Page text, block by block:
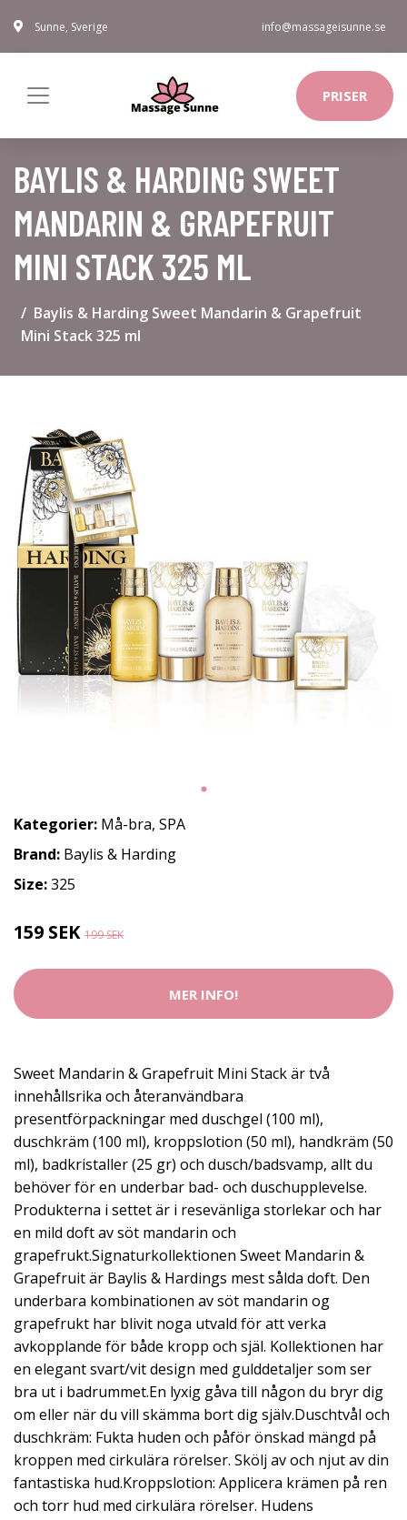
Sunne, Sverige info@massageisunne.se
PRISER
BAYLIS & HARDING SWEET
MANDARIN & GRAPEFRUIT
MINI STACK 325 ML
Baylis & Harding Sweet Mandarin & Grapefruit
Mini Stack 325 ml
Kategorier: Må-bra, SPA
Brand: Baylis & Harding
Size:325
159 SEK 199 SEK
MER INFO!
Sweet Mandarin & Grapefruit Mini Stack är två
innehållsrika och återanvändbara
presentförpackningar med duschgel (100 ml),
duschkräm (100 ml), kroppslotion (50 ml), handkräm (50
ml), badkristaller (25 gr) och dusch/badsvamp, allt du
behöver för en underbar bad- och duschupplevelse.
Produkterna i settet är i resevänliga storlekar och har
en mild doft av söt mandarin och
grapefrukt.Signaturkollektionen Sweet Mandarin &
Grapefruit är Baylis & Hardings mest sålda doft. Den
underbara kombinationen av söt mandarin og
grapefrukt har blivit noga utvald för att verka
avkopplande för både kropp och själ. Kollektionen har
en elegant svart/vit design med gulddetaljer som ser
bra ut i badrummet.En lyxig gåva till någon du bryr dig
om eller när du vill skämma bort dig själv.Duschtvål och
duschkräm: Fukta huden och påför önskad mängd på
kroppen med cirkulära rörelser. Skölj av och njut av din
fantastiska hud.Kroppslotion: Applicera krämen på ren
och torr hud med cirkulära rörelser. Hudens